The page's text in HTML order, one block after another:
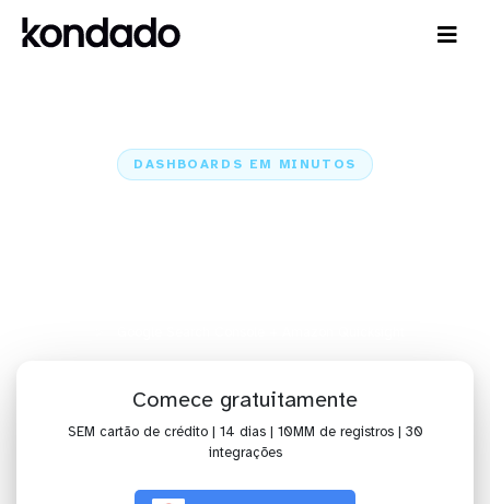
DASHBOARDS EM MINUTOS
Comece gratuitamente
SEM cartão de crédito | 14 dias | 10MM de registros | 30
integrações